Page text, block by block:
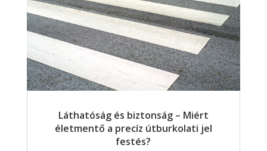
Láthatóság és biztonság – Miért
életmentő a precíz útburkolati jel
festés?